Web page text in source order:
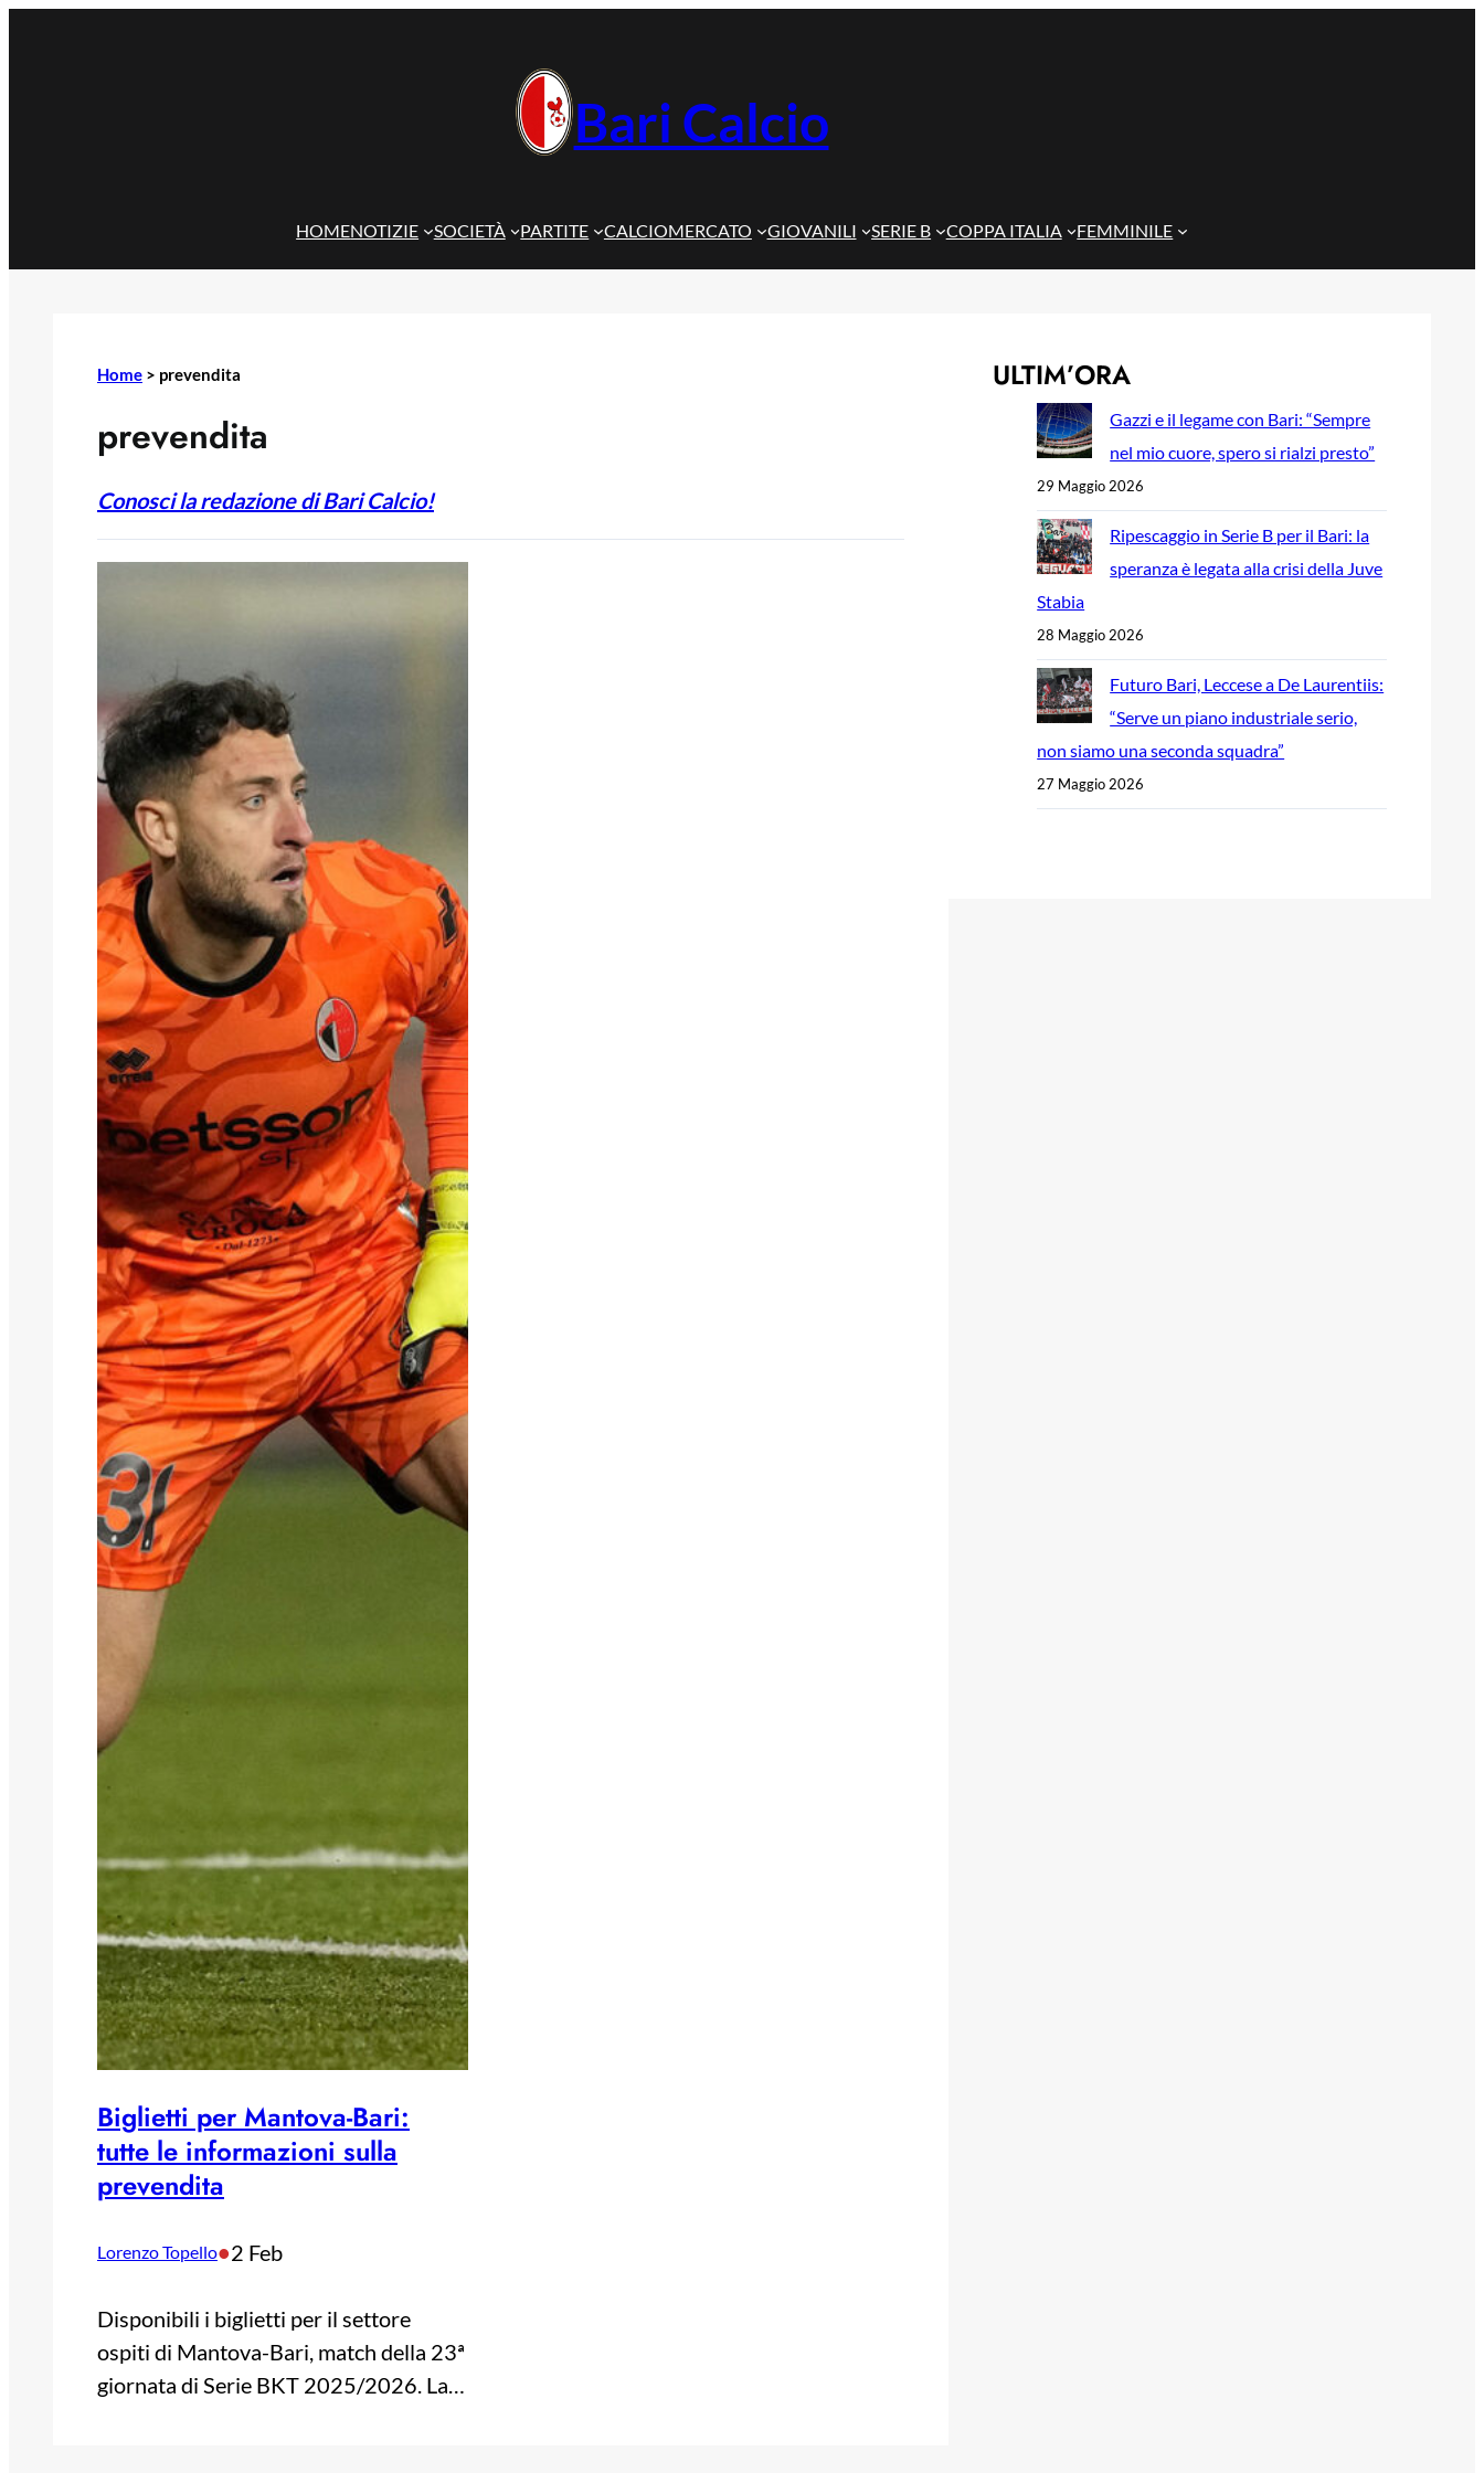
Bari Calcio
HOMENOTIZIE SOCIETÀ PARTITE CALCIOMERCATO GIOVANILI SERIE B COPPA ITALIA FEMMINILE
Home > prevendita
prevendita
Conosci la redazione di Bari Calcio!
Biglietti per Mantova-Bari:
tutte le informazioni sulla
prevendita
Lorenzo Topello•2 Feb
Disponibili i biglietti per il settore
ospiti di Mantova-Bari, match della 23ª
giornata di Serie BKT 2025/2026. La…
ULTIM’ORA
Gazzi e il legame con Bari: “Sempre
nel mio cuore, spero si rialzi presto”
29 Maggio 2026
Ripescaggio in Serie B per il Bari: la
speranza è legata alla crisi della Juve
Stabia
28 Maggio 2026
Futuro Bari, Leccese a De Laurentiis:
“Serve un piano industriale serio,
non siamo una seconda squadra”
27 Maggio 2026